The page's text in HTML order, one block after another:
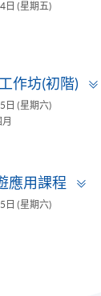
日 (星期五)
作坊(初階)
日 (星期六)
應用課程
日 (星期六)